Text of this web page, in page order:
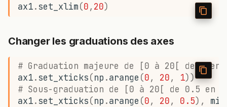
ax1. set_xlim(0, 20)
Changer les graduations des axes
# Graduation majeure de [0 à 20[ de 1 en
ax1. set_xticks(np .arange (0, 20, 1))
# Sous-graduation de [0 à 20[ de 0.5 en
ax1. set_xticks(np .arange (0, 20, 0.5),